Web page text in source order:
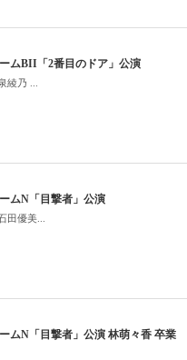
ムBII「2番目のドア」公演
綾乃 ...
ムN「目撃者」公演
田優美...
ムN「目撃者」公演 林萌々香 卒業